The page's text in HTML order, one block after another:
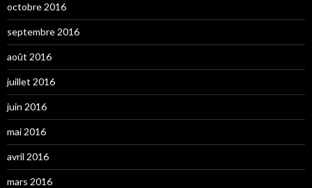
octobre 2016
septembre 2016
août 2016
juillet 2016
juin 2016
mai 2016
avril 2016
mars 2016